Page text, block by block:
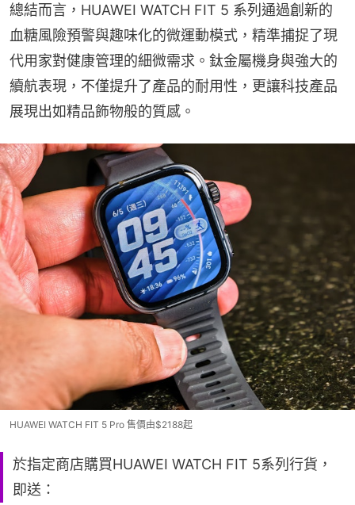
總結而言，HUAWEI WATCH FIT 5 系列通過創新的
血糖風險預警與趣味化的微運動模式，精準捕捉了現
代用家對健康管理的細微需求。鈦金屬機身與強大的
續航表現，不僅提升了產品的耐用性，更讓科技產品
展現出如精品飾物般的質感。
HUAWEI WATCH FIT 5 Pro 售價由$2188起
於指定商店購買HUAWEI WATCH FIT 5系列行貨，
即送：